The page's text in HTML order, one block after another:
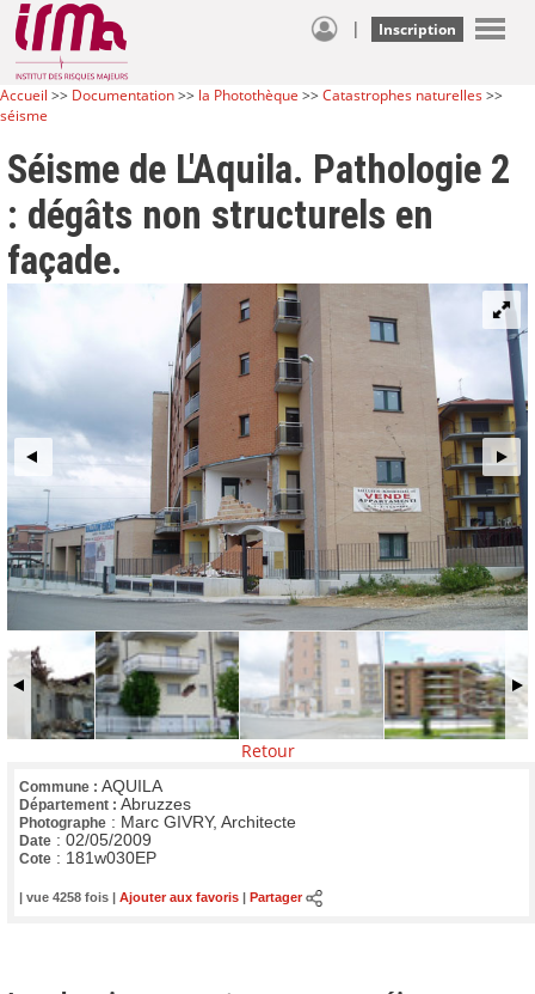
| Inscription
Accueil >> Documentation>> la Photothèque >>Catastrophes naturelles>>
séisme
Séisme de L'Aquila. Pathologie 2
: dégâts non structurels en
façade.
Retour
Commune : AQUILA
Département : Abruzzes
Photographe : Marc GIVRY, Architecte
Date : 02/05/2009
Cote : 181w030EP
| vue 4258 fois | Ajouter aux favoris Partager